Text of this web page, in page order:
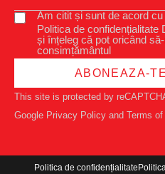
Am citit și sunt de acord cu
Politica de confidențialitate
și înțeleg că pot oricând
consimțământul
ABONEAZA-TE
This site is protected by
Google Privacy Policy and Terms
Politica de confidențialitate